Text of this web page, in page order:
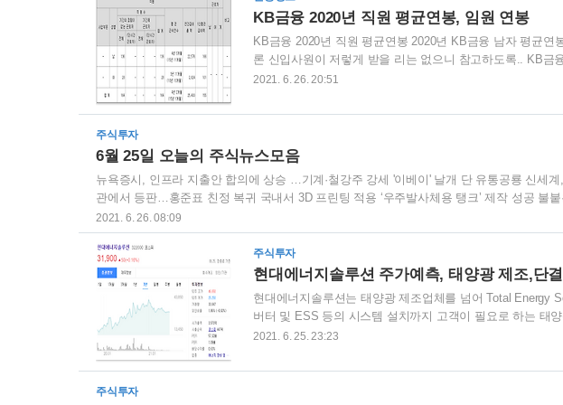
KB금융 2020년 직원 평균연봉, 임원 연봉
KB금융 2020년 직원 평균연봉 2020년 KB금융 남자 평균
론 신입사원이 저렇게 받을 리는 없으니 참고하도록.. KB금
이사는 9천8백만원, 감사위원회 위원은 1억원이다. 평균 연
2021. 6. 26. 20:51
주식투자
6월 25일 오늘의 주식뉴스모음
뉴욕증시, 인프라 지출안 합의에 상승 …기계·철강주 강세 '이베이' 날개 단 유통공룡 신세
관에서 등판…홍준표 친정 복귀 국내서 3D 프린팅 적용 ‘우주발사체용 탱크’ 제작 성공 불
2021년 6월 25일 오늘의 운세 코오롱인더, 아라미드 생산량 2배 늘린다 주행정보 통합 시선
로 갈아입는 은행들… 뱅커 떠난 자리에 IT인력 화이자 2번 맞으면 델타변이 88% 예방 금
센터, 디지털 유통 전환에 앞장..."1만4000개 업체 온라인 판로 뚫어" 웹툰·게임 '제2한류'…
2021. 6. 26. 08:09
주식투자
현대에너지솔루션 주가예측, 태양광 제조,단
현대에너지솔루션는 태양광 제조업체를 넘어 Total Energy
버터 및 ESS 등의 시스템 설치까지 고객이 필요로 하는 태
고 있습니다. 현대에너지솔루션의 주가는 31,900원이다. 3
다. 현대에너지솔루션 매출 및 시장점유율 추이 ※ 셀, 설치
2021. 6. 25. 23:23
주식투자